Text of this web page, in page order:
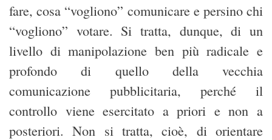
fare, cosa “vogliono” comunicare e persino chi
“vogliono” votare. Si tratta, dunque, di un
livello di manipolazione ben più radicale e
profondo di quello della vecchia
comunicazione pubblicitaria, perché il
controllo viene esercitato a priori e non a
posteriori. Non si tratta, cioè, di orientare